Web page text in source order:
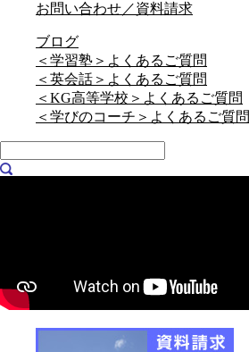
お問い合わせ／資料請求
ブログ
＜学習塾＞よくあるご質問
＜英会話＞よくあるご質問
＜KG高等学校＞よくあるご質問
＜学びのコーチ＞よくあるご質問